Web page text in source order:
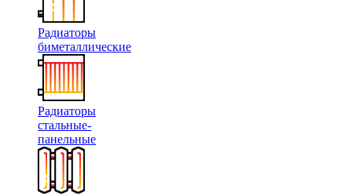
Радиаторы
биметаллические
Радиаторы
стальные-
панельные